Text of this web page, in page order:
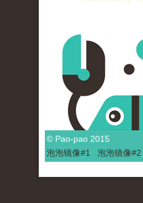
© Pao-pao 2015
泡泡镜像#1 泡泡镜像#2